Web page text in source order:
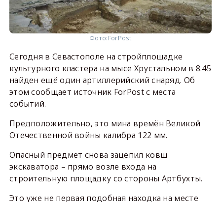
Фото:ForPost
Сегодня в Севастополе на стройплощадке
культурного кластера на мысе Хрустальном в 8.45
найден ещё один артиллерийский снаряд. Об
этом сообщает источник ForPost с места
событий.
Предположительно, это мина времён Великой
Отечественной войны калибра 122 мм.
Опасный предмет снова зацепил ковш
экскаватора – прямо возле входа на
строительную площадку со стороны Артбухты.
Это уже не первая подобная находка на месте